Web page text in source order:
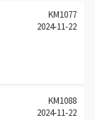
KM1077
2024-11-22
KM1088
2024-11-22